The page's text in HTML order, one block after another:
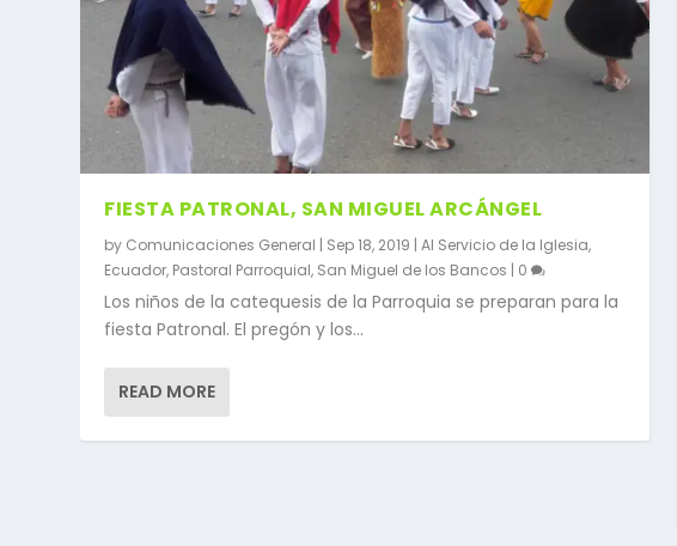
FIESTA PATRONAL, SAN MIGUEL ARCÁNGEL
by Comunicaciones General | Sep 18, 2019 |Al Servicio de la Iglesia,
Ecuador, Pastoral Parroquial, San Miguel de los Bancos | 0
Los niños de la catequesis de la Parroquia se preparan para la
fiesta Patronal. El pregón y los...
READ MORE